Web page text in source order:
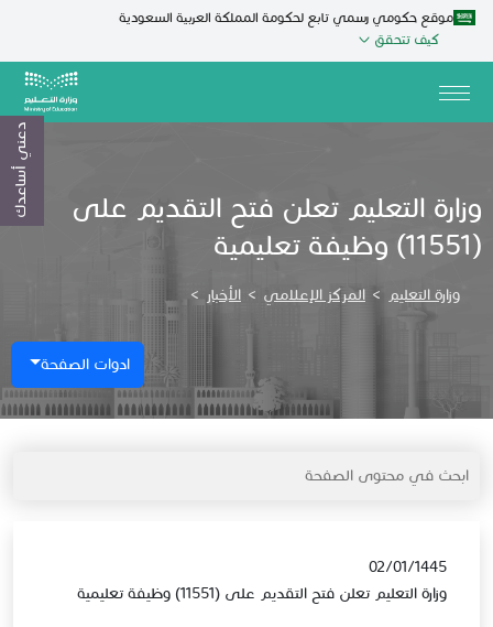
موقع حكومي رسمي تابع لحكومة المملكة العربية السعودية
كيف تتحقق
وزارة التعليم تعلن فتح التقديم على
(11551) وظيفة تعليمية
وزارة التعليم > المركز الإعلامي > الأخبار >
ادوات الصفحة
02/01/1445
وزارة التعليم تعلن فتح التقديم على (11551) وظيفة تعليمية
دعني أساعدك